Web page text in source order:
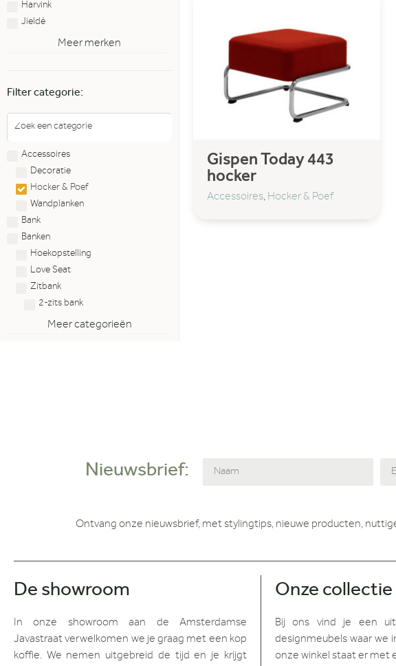
Harvink
Jieldé
Meer merken
Filter categorie:
Accessoires
Decoratie
Hocker & Poef
Wandplanken
Bank
Banken
Hoekopstelling
Love Seat
Zitbank
2-zits bank
Meer categorieën
Gispen Today 443
hocker
Accessoires, Hocker & Poef
Nieuwsbrief:
Ontvang onze nieuwsbrief, met stylingtips, nieuwe producten,
De showroom
In onze showroom aan de Amsterdamse
Javastraat verwelkomen we je graag met een kop
koffie. We nemen uitgebreid de tijd en je krijgt
Onze collectie
Bij ons vind je een
designmeubels waar we
onze winkel staat er met